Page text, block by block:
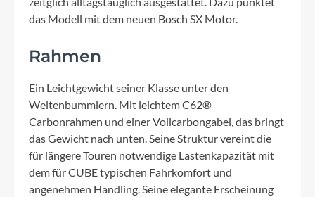
das Modell mit dem neuen Bosch SX Motor.
Rahmen
Ein Leichtgewicht seiner Klasse unter den
Weltenbummlern. Mit leichtem C62®
Carbonrahmen und einer Vollcarbongabel, das bringt
das Gewicht nach unten. Seine Struktur vereint die
für längere Touren notwendige Lastenkapazität mit
dem für CUBE typischen Fahrkomfort und
angenehmen Handling. Seine elegante Erscheinung